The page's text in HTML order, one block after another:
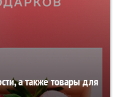
а также товары для